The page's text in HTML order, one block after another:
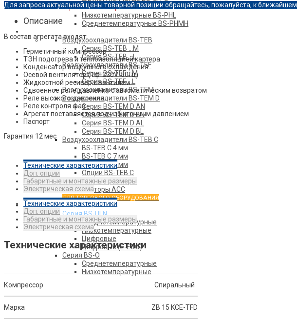
Герметичные поршневые
Низкотемпературные BS-PHL
Среднетемпературные BS-PHMH
Воздухоохладители BS-TEB
Серия BS-TEB …М
Серия BS-TEB …L
Воздухоохладители BS-TEF
Серия BS-TEF …М
Серия BS-TEF …L
Воздухоохладители BS-TEM
Воздухоохладители BS-TEM D
Серия BS-TEM D AN
Серия BS-TEM D BN
Серия BS-TEM D AL
Серия BS-TEM D BL
Воздухоохладители BS-TEB C
BS-TEB C 4 мм
BS-TEB C 7 мм
BS-TEB C 9 мм
Опции BS-TEB C
Конденсаторы АСV
Конденсаторы ACC
ДЛЯ ТОРГОВОГО ОБОРУДОВАНИЯ
Агрегаты
Серия BS-ULN
Среднетемпературные
Низкотемпературные
Цифровые
Цифровые (E-ECO)
Серия BS-O
Среднетемпературные
Низкотемпературные
Для запроса актуальной цены товарной позиции обращайтесь, пожалуйста, к
Описание
В состав агрегата входят:
Герметичный компрессор
ТЭН подогрева и теплоизоляцией картера
Конденсатор воздушного охлаждения
Осевой вентилятор (1ф-220V-50Гц)
Жидкостной ресивер с вентилем
Сдвоенное реле давления с автоматическим возвратом
Реле высокого давления
Реле контроля фаз
Агрегат поставляется под избыточным давлением
Паспорт
Гарантия 12 мес
Технические характеристики
Доп. опции
Габаритные и монтажные размеры
Электрическая схема
Технические характеристики
Доп. опции
Габаритные и монтажные размеры
Электрическая схема
Технические характеристики
Компрессор Спиральный
Марка ZB 15 KCE-TFD